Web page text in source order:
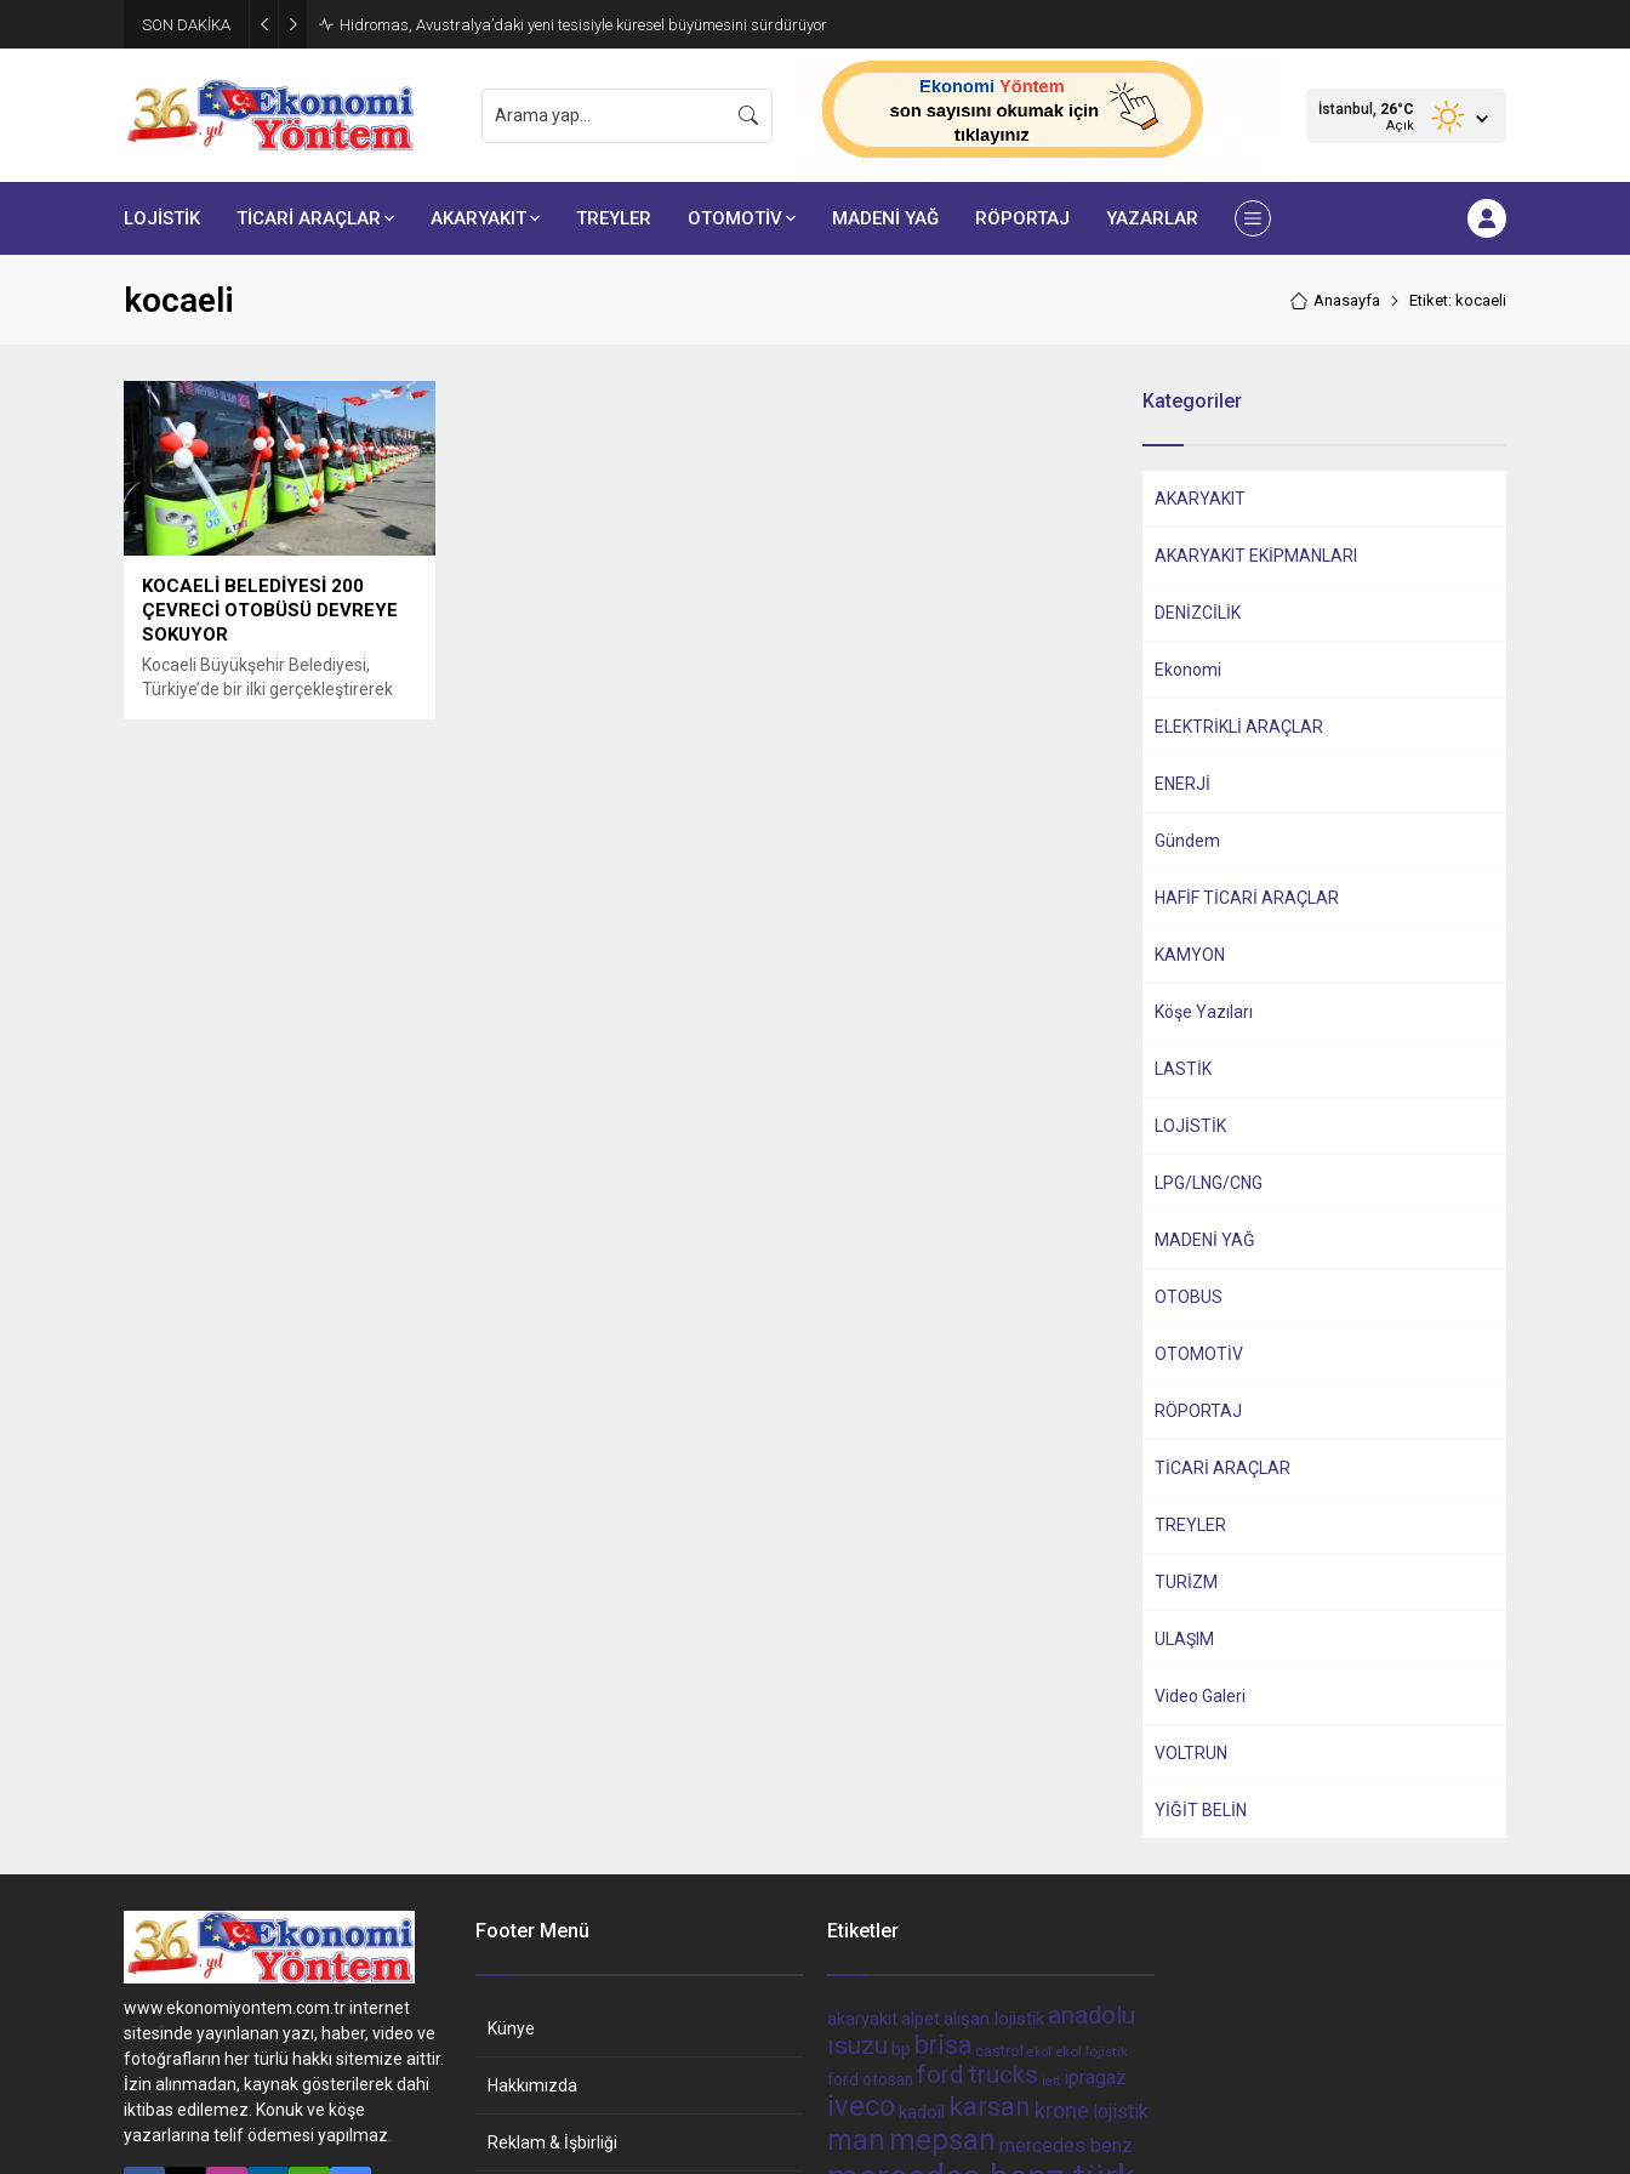
SON DAKİKA TÜRKONFED ve Kadoil’den İş Dünyasına Özel İş Birliği
İstanbul, 26°C
Açık
LOJİSTİK TİCARİ ARAÇLAR AKARYAKIT TREYLER OTOMOTİV MADENİ YAĞ RÖPORTAJ YAZARLAR
kocaeli Anasayfa Etiket: kocaeli
KOCAELİ BELEDİYESİ 200
ÇEVRECİ OTOBÜSÜ DEVREYE
SOKUYOR
Kocaeli Büyükşehir Belediyesi,
Türkiye’de bir ilki gerçekleştirerek
Kategoriler
AKARYAKIT
AKARYAKIT EKİPMANLARI
DENİZCİLİK
Ekonomi
ELEKTRİKLİ ARAÇLAR
ENERJİ
Gündem
HAFİF TİCARİ ARAÇLAR
KAMYON
Köşe Yazıları
LASTİK
LOJİSTİK
LPG/LNG/CNG
MADENİ YAĞ
OTOBUS
OTOMOTİV
RÖPORTAJ
TİCARİ ARAÇLAR
TREYLER
TURİZM
ULAŞIM
Video Galeri
VOLTRUN
YİĞİT BELİN
www.ekonomiyontem.com.tr internet
sitesinde yayınlanan yazı, haber, video ve
fotoğrafların her türlü hakkı sitemize aittir.
İzin alınmadan, kaynak gösterilerek dahi
iktibas edilemez. Konuk ve köşe
yazarlarına telif ödemesi yapılmaz.
Footer Menü
Künye
Hakkımızda
Reklam & İşbirliği
Etiketler
akaryakıt alpet alışan lojistik anadolu
ısuzu bp brisa castrol ekol ekol lojistik
ford otosan ford trucks iett ipragaz
iveco kadoil karsan krone lojistik
man mepsan mercedes benz